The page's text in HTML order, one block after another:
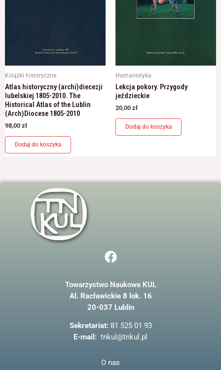
Książki historyczne
Atlas historyczny (archi)diecezji
lubelskiej 1805-2010. The
Historical Atlas of the Lublin
(Arch)Diocese 1805-2010
98,00 zł
Dodaj do koszyka
Humanistyka
Lekcja pokory. Przygody
jeździeckie
20,00 zł
Dodaj do koszyka
F
a
e
b
o
o
k
Towarzystwo Naukowe KUL
Al. Racławickie 8 lok. 16
20-037 Lublin
Sekretariat: 81 525 01 93
E-mail: tnkul@tnkul.pl
O nas